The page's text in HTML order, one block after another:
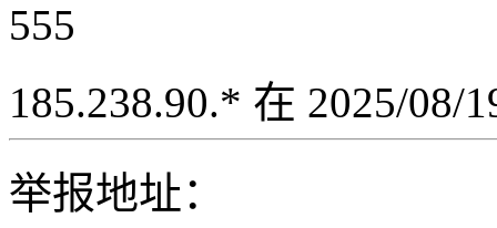
555
185.238.90.* 在 2025/08/
举报地址：